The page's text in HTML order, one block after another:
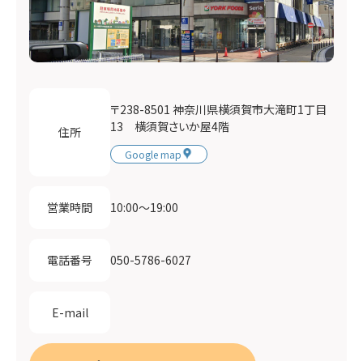
住所
〒238-8501 神奈川県横須賀市大滝町1丁目
13 横須賀さいか屋4階
Google map
営業時間 10:00〜19:00
電話番号 050-5786-6027
E-mail